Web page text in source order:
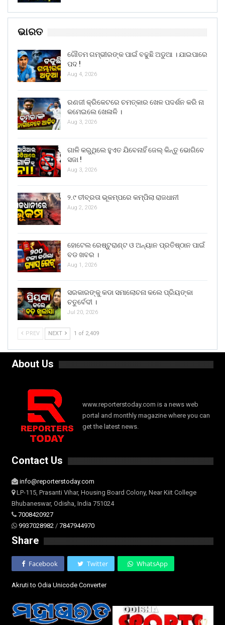
ଭାରତ
ଗୌତମ ଗମ୍ଭୀରଙ୍କ ପାଇଁ ବଢୁଛି ଅଡୁଆ । ଯାଇପାରେ
ପଦ !
Aug 4, 2026
ରଣଜୀ କ୍ରିକେଟରେ ଚମତ୍କାର ଖେଳ ପଦର୍ଶନ କରି ନା
କମେଇଲେ ଖେଳାଳି ।
Aug 3, 2026
ଗାଳି କରୁଥିଲେ ହୁଏତ ଯିବେନାହିଁ ଜେଲ୍ କିନ୍ତୁ ଭୋଗିବେ
ସଜା !
Aug 3, 2026
୨.୯ ତୀବ୍ରତା ଭୂକମ୍ପରେ କମ୍ପିଲା ରାଜଧାନୀ
Aug 2, 2026
ହୋଟେଲ ରେଷ୍ଟୁରାଣ୍ଟ ଓ ଅନ୍ୟାନ ପ୍ରତିଷ୍ଠାନ ପାଇଁ
ବଡ ଖବର ।
Aug 1, 2026
ସରକାରଙ୍କୁ କଡା ସମାଲୋଚନା କଲେ ପ୍ରିୟଙ୍କା
ଚତୁର୍ବେଦୀ ।
Jul 20, 2026
PREV NEXT 1 of 2,409
About Us
www.reporterstoday.com is a news web
portal and monthly magazine where you can
get the latest news.
Contact Us
info@reporterstoday.com
LP-115, Prasanti Vihar, Housing Board Colony, Near Kiit College
Bhubaneswar, Odisha, India 751024
7008420927
9937028982 / 7847944970
Share
Facebook Twitter WhatsApp
Akruti to Odia Unicode Converter